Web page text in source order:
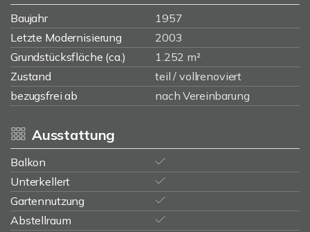
Baujahr
1957
Letzte Modernisierung
2003
Grundstücksfläche (ca.)
1.252 m²
Zustand
teil / vollrenoviert
bezugsfrei ab
nach Vereinbarung
Ausstattung
Balkon
Unterkellert
Gartennutzung
Abstellraum